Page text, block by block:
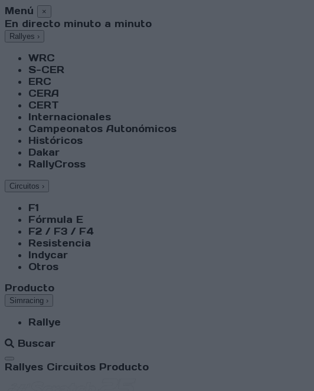
Menú ×
En directo minuto a minuto
Rallyes ›
WRC
S-CER
ERC
CERA
CERT
Internacionales
Campeonatos Autonómicos
Históricos
Dakar
RallyCross
Circuitos ›
F1
Fórmula E
F2 / F3 / F4
Resistencia
Indycar
Otros
Producto
Simracing ›
Rallye
Buscar
Abrir menú
Rallyes Circuitos Producto